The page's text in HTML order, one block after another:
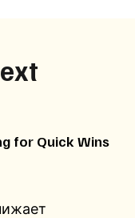
for Quick Wins